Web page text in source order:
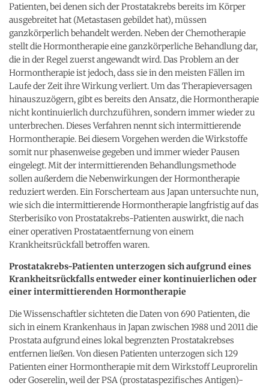
Patienten, bei denen sich der Prostatakrebs bereits im Körper
ausgebreitet hat (Metastasen gebildet hat), müssen
ganzkörperlich behandelt werden. Neben der Chemotherapie
stellt die Hormontherapie eine ganzkörperliche Behandlung dar,
die in der Regel zuerst angewandt wird. Das Problem an der
Hormontherapie ist jedoch, dass sie in den meisten Fällen im
Laufe der Zeit ihre Wirkung verliert. Um das Therapieversagen
hinauszuzögern, gibt es bereits den Ansatz, die Hormontherapie
nicht kontinuierlich durchzuführen, sondern immer wieder zu
unterbrechen. Dieses Verfahren nennt sich intermittierende
Hormontherapie. Bei diesem Vorgehen werden die Wirkstoffe
somit nur phasenweise gegeben und immer wieder Pausen
eingelegt. Mit der intermittierenden Behandlungsmethode
sollen außerdem die Nebenwirkungen der Hormontherapie
reduziert werden. Ein Forscherteam aus Japan untersuchte nun,
wie sich die intermittierende Hormontherapie langfristig auf das
Sterberisiko von Prostatakrebs-Patienten auswirkt, die nach
einer operativen Prostataentfernung von einem
Krankheitsrückfall betroffen waren.
Prostatakrebs-Patienten unterzogen sich aufgrund eines
Krankheitsrückfalls entweder einer kontinuierlichen oder
einer intermittierenden Hormontherapie
Die Wissenschaftler sichteten die Daten von 690 Patienten, die
sich in einem Krankenhaus in Japan zwischen 1988 und 2011 die
Prostata aufgrund eines lokal begrenzten Prostatakrebses
entfernen ließen. Von diesen Patienten unterzogen sich 129
Patienten einer Hormontherapie mit dem Wirkstoff Leuprorelin
oder Goserelin, weil der PSA (prostataspezifisches Antigen)-